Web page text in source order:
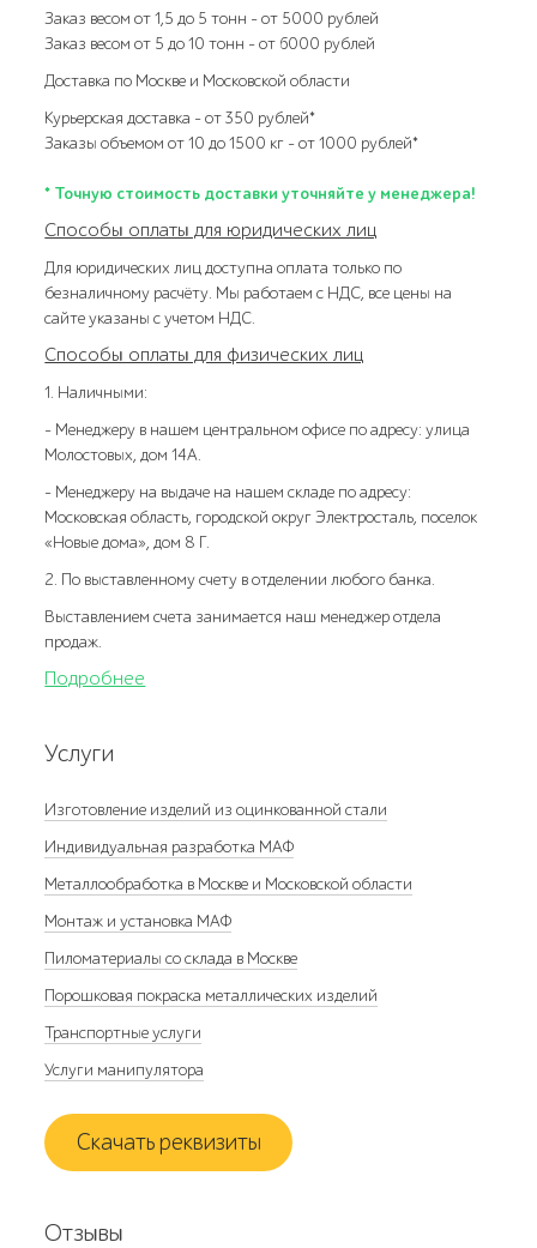
Заказ весом от 1,5 до 5 тонн – от 5000 рублей
Заказ весом от 5 до 10 тонн – от 6000 рублей
Доставка по Москве и Московской области
Курьерская доставка – от 350 рублей*
Заказы объемом от 10 до 1500 кг – от 1000 рублей*
* Точную стоимость доставки уточняйте у менеджера!
Способы оплаты для юридических лиц
Для юридических лиц доступна оплата только по
безналичному расчёту. Мы работаем с НДС, все цены на
сайте указаны с учетом НДС.
Способы оплаты для физических лиц
1. Наличными:
- Менеджеру в нашем центральном офисе по адресу: улица
Молостовых, дом 14А.
- Менеджеру на выдаче на нашем складе по адресу:
Московская область, городской округ Электросталь, поселок
«Новые дома», дом 8 Г.
2. По выставленному счету в отделении любого банка.
Выставлением счета занимается наш менеджер отдела
продаж.
Подробнее
Услуги
Изготовление изделий из оцинкованной стали
Индивидуальная разработка МАФ
Металлообработка в Москве и Московской области
Монтаж и установка МАФ
Пиломатериалы со склада в Москве
Порошковая покраска металлических изделий
Транспортные услуги
Услуги манипулятора
Скачать реквизиты
Отзывы